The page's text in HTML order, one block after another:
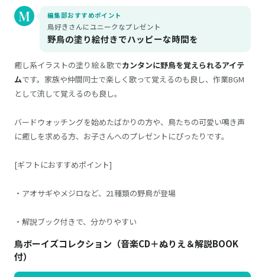
編集部おすすめポイント
鳥好きさんにユニークなプレゼント
野鳥の塗り絵付きでハッピーな時間を
癒し系イラストの塗り絵＆歌でカンタンに野鳥を覚えられるアイテ
ムです。家族や仲間同士で楽しく歌って覚えるのも良し、作業BGM
として流して覚えるのも良し。
バードウォッチングを始めたばかりの方や、鳥たちの可愛い鳴き声
に癒しを求める方、お子さんへのプレゼントにぴったりです。
[ギフトにおすすめポイント]
・アオサギやメジロなど、21種類の野鳥が登場
・解説ブック付きで、分かりやすい
鳥ボーイズコレクション（音楽CD＋ぬりえ＆解説BOOK
付）